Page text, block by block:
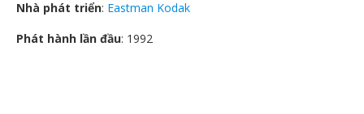
Nhà phát triển: Eastman Kodak
Phát hành lần đầu: 1992